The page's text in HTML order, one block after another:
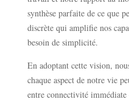
synthèse parfaite de ce que
discrète qui amplifie nos
besoin de simplicité.
En adoptant cette vision,
chaque aspect de notre vie
entre connectivité